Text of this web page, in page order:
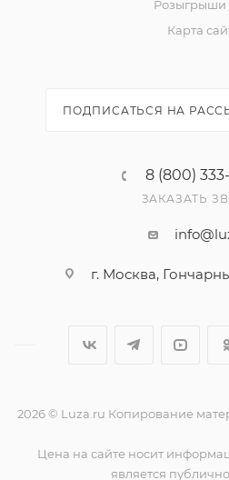
Розыгрыши
Карта
ПОДПИСАТЬСЯ НА
8 (800)
ЗАКАЗАТЬ
г. Москва,
2026 © Luza.ru Копирование
Цена на сайте носит
является